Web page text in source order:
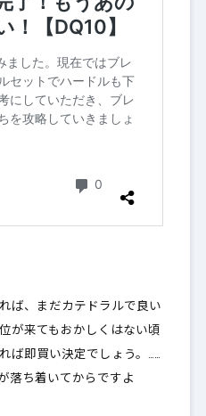
ば、まだカテドラルで良い
が来てもおかしくはない頃
ば即買い決定でしょう。……
落ち着いてからですよ